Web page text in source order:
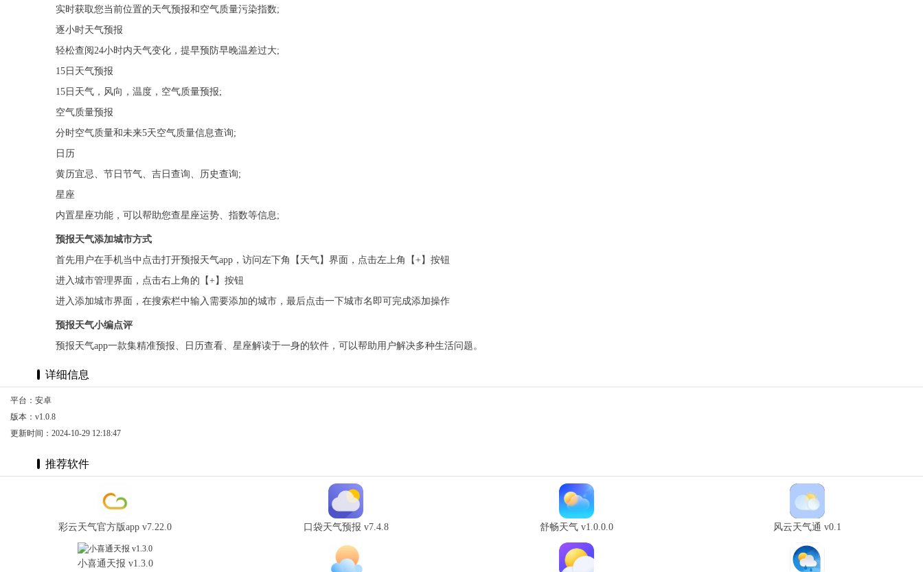
实时获取您当前位置的天气预报和空气质量污染指数;
逐小时天气预报
轻松查阅24小时内天气变化，提早预防早晚温差过大;
15日天气预报
15日天气，风向，温度，空气质量预报;
空气质量预报
分时空气质量和未来5天空气质量信息查询;
日历
黄历宜忌、节日节气、吉日查询、历史查询;
星座
内置星座功能，可以帮助您查星座运势、指数等信息;
预报天气添加城市方式
首先用户在手机当中点击打开预报天气app，访问左下角【天气】界面，点击左上角【+】按钮
进入城市管理界面，点击右上角的【+】按钮
进入添加城市界面，在搜索栏中输入需要添加的城市，最后点击一下城市名即可完成添加操作
预报天气小编点评
预报天气app一款集精准预报、日历查看、星座解读于一身的软件，可以帮助用户解决多种生活问题。
详细信息
平台：安卓
版本：v1.0.8
更新时间：2024-10-29 12:18:47
推荐软件
彩云天气官方版app v7.22.0 口袋天气预报 v7.4.8 舒畅天气 v1.0.0.0 风云天气通 v0.1
小喜通天报 v1.3.0